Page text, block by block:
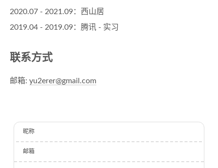
2020.07 - 2021.09：西山居
2019.04 - 2019.09：腾讯 - 实习
联系方式
邮箱: yu2erer@gmail.com
昵称
邮箱